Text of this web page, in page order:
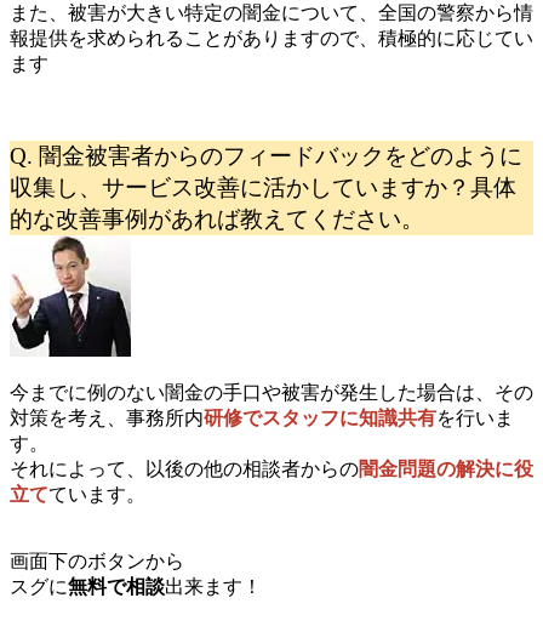
また、被害が大きい特定の闇金について、全国の警察から情
報提供を求められることがありますので、積極的に応じてい
ます
Q. 闇金被害者からのフィードバックをどのように
収集し、サービス改善に活かしていますか？具体
的な改善事例があれば教えてください。
今までに例のない闇金の手口や被害が発生した場合は、その
対策を考え、事務所内研修でスタッフに知識共有を行いま
す。
それによって、以後の他の相談者からの闇金問題の解決に役
立てています。
画面下のボタンから
スグに無料で相談出来ます！